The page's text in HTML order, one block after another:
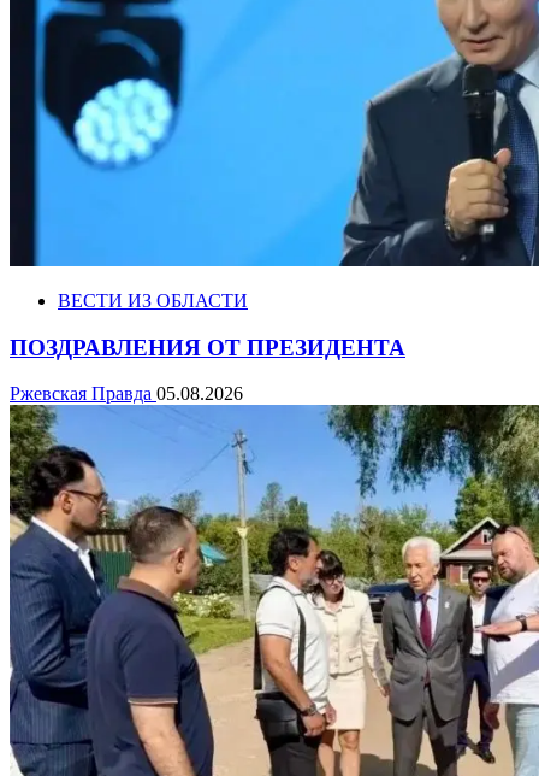
ВЕСТИ ИЗ ОБЛАСТИ
ПОЗДРАВЛЕНИЯ ОТ ПРЕЗИДЕНТА
Ржевская Правда 05.08.2026